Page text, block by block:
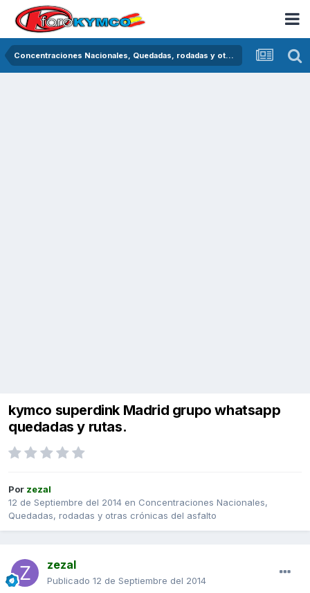
Concentraciones Nacionales, Quedadas, rodadas y otras crónicas del asfalto
kymco superdink Madrid grupo whatsapp
quedadas y rutas.
Por zezal
12 de Septiembre del 2014 en Concentraciones Nacionales,
Quedadas, rodadas y otras crónicas del asfalto
zezal
Publicado 12 de Septiembre del 2014